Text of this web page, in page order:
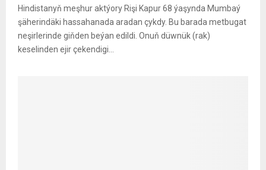
Hindistanyň meşhur aktýory Rişi Kapur 68 ýaşynda Mumbaý
şäherindäki hassahanada aradan çykdy. Bu barada metbugat
neşirlerinde giňden beýan edildi. Onuň düwnük (rak)
keselinden ejir çekendigi...